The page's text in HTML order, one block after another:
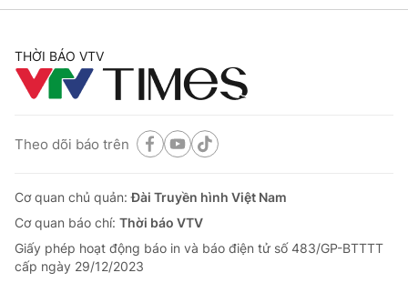
THỜI BÁO VTV
Theo dõi báo trên
Cơ quan chủ quản:Đài Truyền hình Việt Nam
Cơ quan báo chí: Thời báo VTV
Giấy phép hoạt động báo in và báo điện tử số 483/GP-BTTTT
cấp ngày 29/12/2023